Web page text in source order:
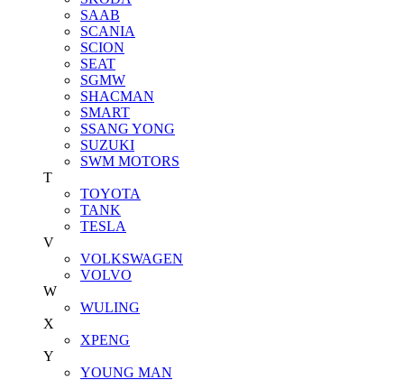
SAAB
SCANIA
SCION
SEAT
SGMW
SHACMAN
SMART
SSANG YONG
SUZUKI
SWM MOTORS
T
TOYOTA
TANK
TESLA
V
VOLKSWAGEN
VOLVO
W
WULING
X
XPENG
Y
YOUNG MAN